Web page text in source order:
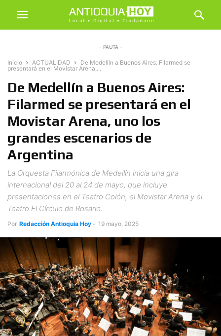
- PAUTA -
Inicio ACTUALIDAD
De Medellín a Buenos Aires: Filarmed se
presentará en el Movistar Arena,...
De Medellín a Buenos Aires:
Filarmed se presentará en el
Movistar Arena, uno los
grandes escenarios de
Argentina
La Orquesta Filarmónica de Medellín inicia una gira
internacional del 20 al 24 de mayo, que incluye
presentaciones en el Teatro Colón, el Movistar Arena y el
Teatro El Círculo de Rosario.
Por Redacción Antioquia Hoy - 19 mayo, 2025